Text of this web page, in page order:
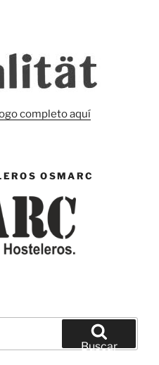
completo aquí
OSMARC
Buscar